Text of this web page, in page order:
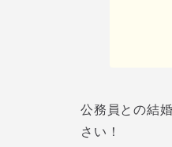
公務員との結
さい！